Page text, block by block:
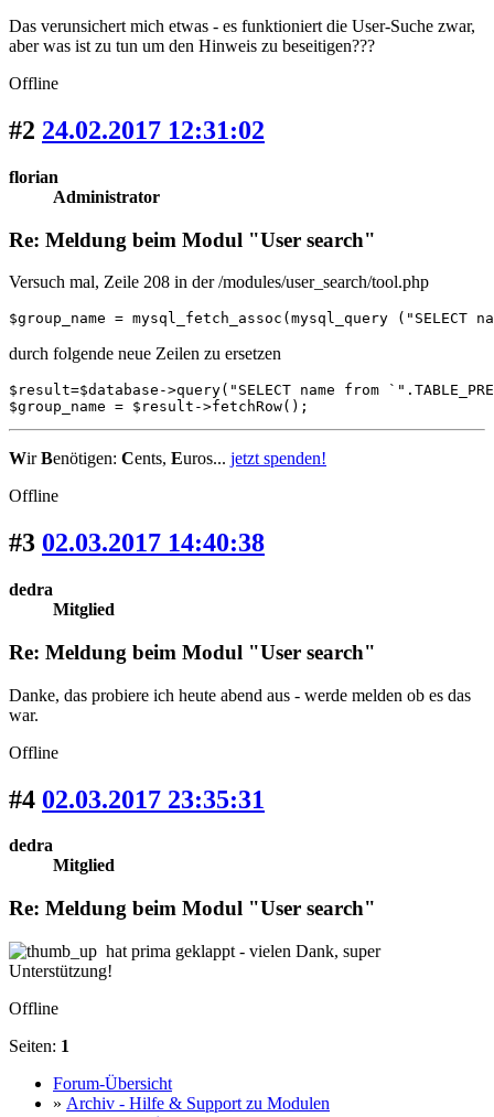
Das verunsichert mich etwas - es funktioniert die User-Suche zwar,
aber was ist zu tun um den Hinweis zu beseitigen???
Offline
#2 24.02.2017 12:31:02
florian
Administrator
Re: Meldung beim Modul "User search"
Versuch mal, Zeile 208 in der /modules/user_search/tool.php
$group_name = mysql_fetch_assoc(mysql_query
durch folgende neue Zeilen zu ersetzen
$result=$database->query("SELECT name from
$group_name = $result->fetchRow();
WirBenötigen: Cents, Euros... jetzt spenden!
Offline
#3 02.03.2017 14:40:38
dedra
Mitglied
Re: Meldung beim Modul "User search"
Danke, das probiere ich heute abend aus - werde melden ob es das
war.
Offline
#4 02.03.2017 23:35:31
dedra
Mitglied
Re: Meldung beim Modul "User search"
hat prima geklappt - vielen Dank, super
Unterstützung!
Offline
Seiten: 1
Forum-Übersicht
» Archiv - Hilfe & Support zu Modulen